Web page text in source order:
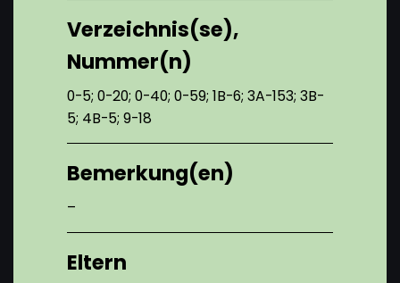
Verzeichnis(se),
Nummer(n)
0-5; 0-20; 0-40; 0-59; 1B-6; 3A-153; 3B-
5; 4B-5; 9-18
Bemerkung(en)
–
Eltern